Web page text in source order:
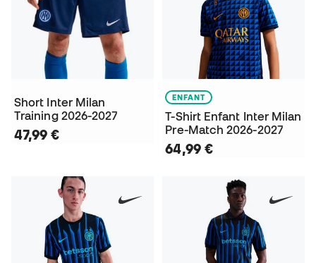
Short Inter Milan
Training 2026-2027
47,99 €
ENFANT
T-Shirt Enfant Inter Milan
Pre-Match 2026-2027
64,99 €